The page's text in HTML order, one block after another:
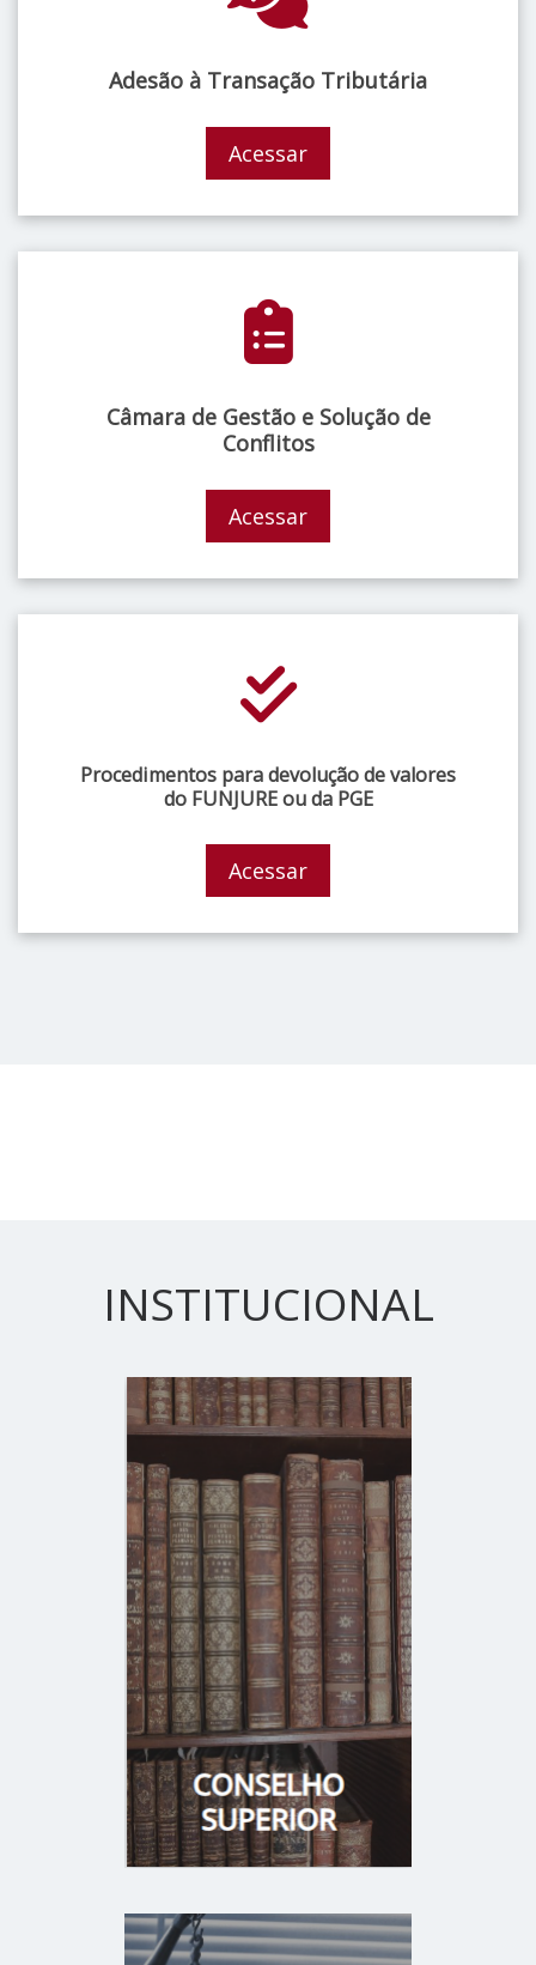
Adesão à Transação Tributária
Acessar
Câmara de Gestão e Solução de
Conflitos
Acessar
Procedimentos para devolução de valores
do FUNJURE ou da PGE
Acessar
INSTITUCIONAL